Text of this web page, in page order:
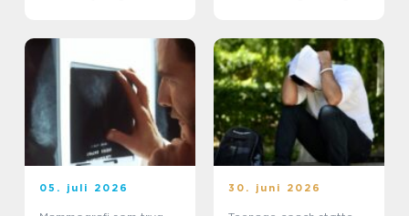
05. juli 2026 30. juni 2026